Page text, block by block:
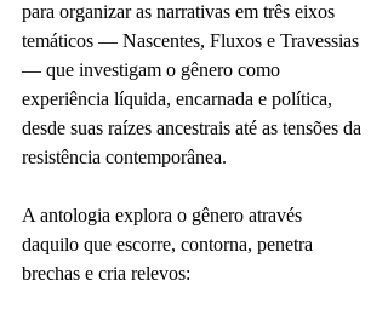
para organizar as narrativas em três eixos
temáticos — Nascentes, Fluxos e Travessias
— que investigam o gênero como
experiência líquida, encarnada e política,
desde suas raízes ancestrais até as tensões da
resistência contemporânea.
A antologia explora o gênero através
daquilo que escorre, contorna, penetra
brechas e cria relevos: